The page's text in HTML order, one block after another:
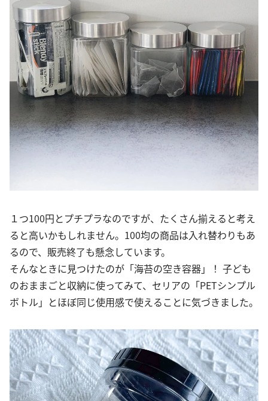
１つ100円とプチプラなのですが、たくさん揃えると考え
ると高いかもしれません。100均の商品は入れ替わりもあ
るので、販売終了も懸念しています。
そんなときに見つけたのが「海苔の空き容器」！ 子ども
のおままごと収納に使ってみて、セリアの「PETシンプル
ボトル」とほぼ同じ使用感で使えることに気づきました。